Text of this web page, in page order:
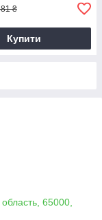
₴
Купити
65000,